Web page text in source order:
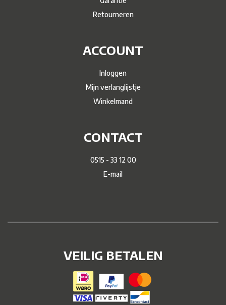
Retourneren
ACCOUNT
Inloggen
Mijn verlanglijstje
Winkelmand
CONTACT
0515 - 33 12 00
E-mail
VEILIG BETALEN